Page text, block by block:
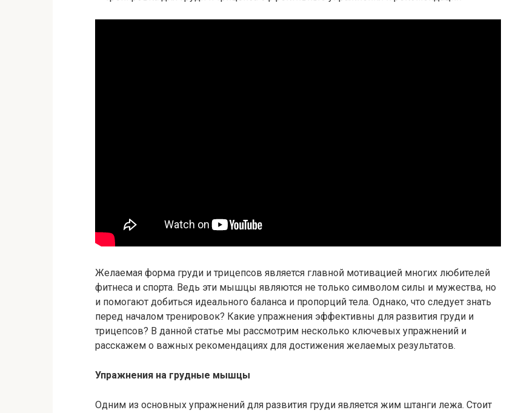
Желаемая форма груди и трицепсов является главной мотивацией многих любителей
фитнеса и спорта. Ведь эти мышцы являются не только символом силы и мужества, но
и помогают добиться идеального баланса и пропорций тела. Однако, что следует знать
перед началом тренировок? Какие упражнения эффективны для развития груди и
трицепсов? В данной статье мы рассмотрим несколько ключевых упражнений и
расскажем о важных рекомендациях для достижения желаемых результатов.
Упражнения на грудные мышцы
Одним из основных упражнений для развития груди является жим штанги лежа. Стоит